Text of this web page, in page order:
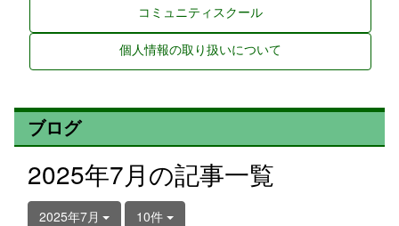
コミュニティスクール
個人情報の取り扱いについて
ブログ
2025年7月の記事一覧
2025年7月 10件